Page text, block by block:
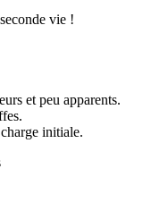
vie !
et peu apparents.
initiale.